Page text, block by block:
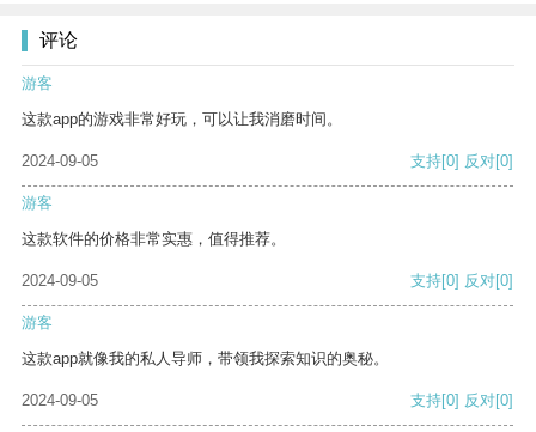
评论
游客
这款app的游戏非常好玩，可以让我消磨时间。
2024-09-05 支持[0] 反对[0]
游客
这款软件的价格非常实惠，值得推荐。
2024-09-05 支持[0] 反对[0]
游客
这款app就像我的私人导师，带领我探索知识的奥秘。
2024-09-05 支持[0] 反对[0]